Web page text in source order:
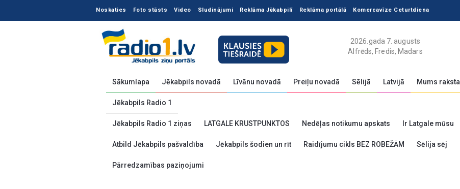
Noskaties Foto stāsts Video Sludinājumi Reklāma Jēkabpilī Reklāma portālā Komercavīze Ceturtdiena
2026.gada 7. augusts
Alfrēds, Fredis, Madars
Sākumlapa Jēkabpils novadā Līvānu novadā Preiļu novadā Sēlijā Latvijā Mums raksta
Jēkabpils Radio 1
Jēkabpils Radio 1 ziņas LATGALE KRUSTPUNKTOS Nedēļas notikumu apskats Ir Latgale mūsu
Atbild Jēkabpils pašvaldība Jēkabpils šodien un rīt Raidījumu cikls BEZ ROBEŽĀM Sēlija sēj
Pārredzamības paziņojumi